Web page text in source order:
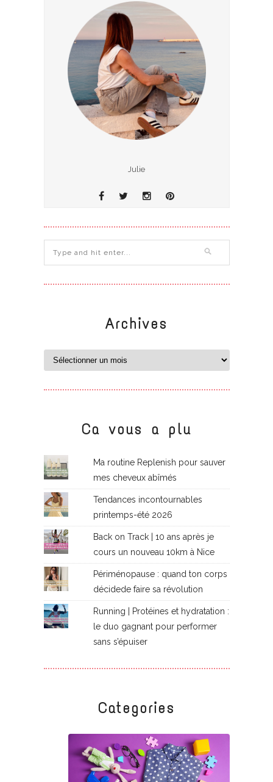
Julie
Archives
Ca vous a plu
Ma routine Replenish pour sauver
mes cheveux abîmés
Tendances incontournables
printemps-été 2026
Back on Track | 10 ans après je
cours un nouveau 10km à Nice
Périménopause : quand ton corps
décidede faire sa révolution
Running | Protéines et hydratation :
le duo gagnant pour performer
sans s’épuiser
Categories